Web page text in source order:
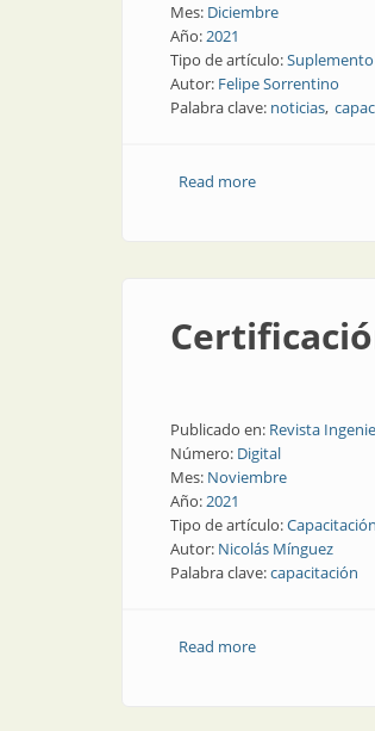
Mes: Diciembre
Año:2021
Tipo de artículo:
Autor: Felipe Sorrentino
Palabra clave: noticias
Read moreabout Noticias
Publicado en: Revista
Número: Digital
Mes: Noviembre
Año:2021
Tipo de artículo:
Autor: Nicolás Mínguez
Palabra clave:capacitación
Read moreabout